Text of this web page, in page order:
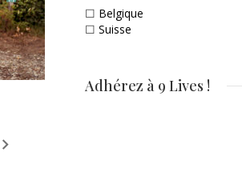
☐ Belgique
☐ Suisse
Adhérez à 9 Lives !